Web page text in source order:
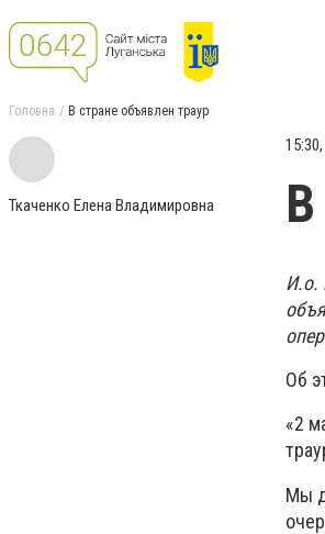
Головна В стране объявлен траур
Ткаченко Елена Владимировна
И.о.
Об
«2
Мы